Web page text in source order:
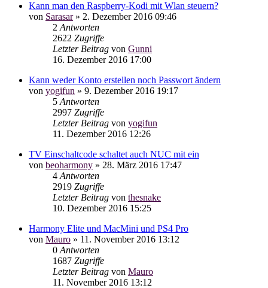
Kann man den Raspberry-Kodi mit Wlan steuern?
von Sarasar» 2. Dezember 2016 09:46
2 Antworten
2622 Zugriffe
Letzter Beitrag von Gunni
16. Dezember 2016 17:00
Kann weder Konto erstellen noch Passwort ändern
von yogifun » 9. Dezember 2016 19:17
5 Antworten
2997 Zugriffe
Letzter Beitrag von yogifun
11. Dezember 2016 12:26
TV Einschaltcode schaltet auch NUC mit ein
von beoharmony » 28. März 2016 17:47
4 Antworten
2919 Zugriffe
Letzter Beitrag von thesnake
10. Dezember 2016 15:25
Harmony Elite und MacMini und PS4 Pro
von Mauro » 11. November 2016 13:12
0 Antworten
1687 Zugriffe
Letzter Beitrag von Mauro
11. November 2016 13:12